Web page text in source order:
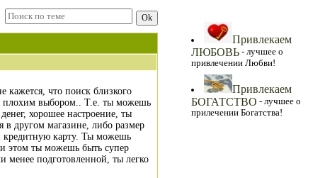
кажется, что поиск близкого
плохим выбором.. Т.е. ты можешь
хорошее настроение, ты
другом магазине, либо размер
кредитную карту. Ты можешь
этом ты можешь быть супер
менее подготовленной, ты легко
Привлекаем
ЛЮБОВЬ - лучшее о
привлечении Любви!
Привлекаем
БОГАТСТВО - лучшее о
прилечении Богатства!